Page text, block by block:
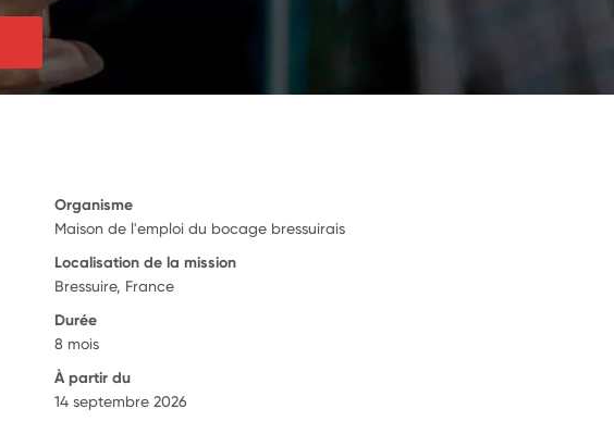
Organisme
Maison de l'emploi du bocage bressuirais
Localisation de la mission
Bressuire, France
Durée
8 mois
À partir du
14 septembre 2026